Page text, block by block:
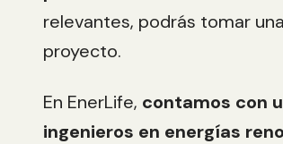
relevantes, podrás tomar
proyecto.
En EnerLife, contamos con
ingenieros en energías